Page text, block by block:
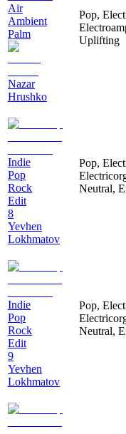
Air
Ambient
Palm
Nazar
Hrushko
Pop,
Uplifting
Indie
Pop
Rock
Edit
8
Yevhen
Lokhmatov
Pop,
Neutral,
Indie
Pop
Rock
Edit
9
Yevhen
Lokhmatov
Pop,
Neutral,